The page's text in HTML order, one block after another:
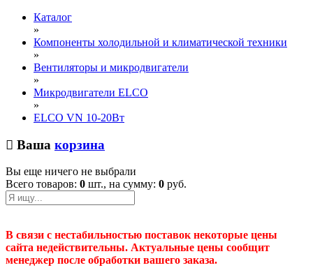
Каталог
»
Компоненты холодильной и климатической техники
»
Вентиляторы и микродвигатели
»
Микродвигатели ELCO
»
ELCO VN 10-20Вт
Ваша корзина
Вы еще ничего не выбрали
Всего товаров: 0 шт., на сумму: 0 руб.
В связи с нестабильностью поставок некоторые цены
сайта недействительны. Актуальные цены сообщит
менеджер после обработки вашего заказа.